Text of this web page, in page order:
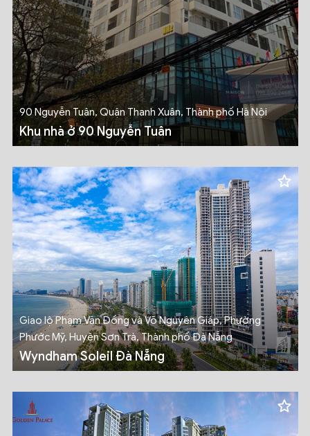
90 Nguyễn Tuân, Quận Thanh Xuân, Thành phố Hà Nội
Khu nhà ở 90 Nguyễn Tuân
Giao lộ Phạm Văn Đồng và Võ Nguyên Giáp, Phường
Phước Mỹ, Huyện Sơn Trà, Thành phố Đà Nẵng
Wyndham Soleil Đà Nẵng